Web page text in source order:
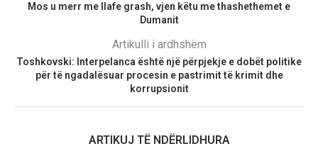
Mos u merr me llafe grash, vjen këtu me thashethemet e
Dumanit
Artikulli i ardhshëm
Toshkovski: Interpelanca është një përpjekje e dobët politike
për të ngadalësuar procesin e pastrimit të krimit dhe
korrupsionit
ARTIKUJ TË NDËRLIDHURA